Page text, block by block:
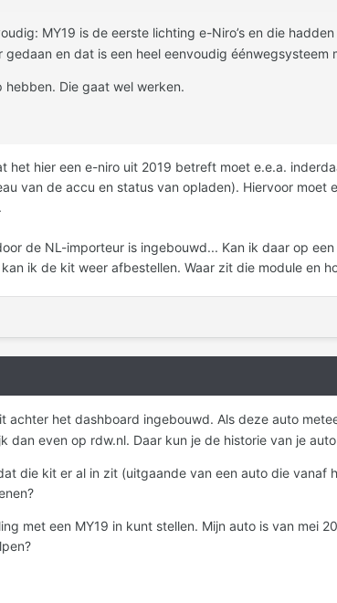
MY19 is de eerste lichting e-Niro’s en die
en dat is een heel eenvoudig éénwegsysteem
hebben. Die gaat wel werken.
het hier een e-niro uit 2019 betreft moet e.e.a.
van de accu en status van opladen). Hiervoor moet
de NL-importeur is ingebouwd... Kan ik daar op
ik de kit weer afbestellen. Waar zit die module en
achter het dashboard ingebouwd. Als deze auto
dan even op rdw.nl. Daar kun je de historie van je
die kit er al in zit (uitgaande van een auto die vanaf
met een MY19 in kunt stellen. Mijn auto is van mei